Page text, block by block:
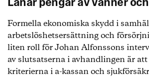
Lånar pengar av vänner
Formella ekonomiska skydd i
arbetslöshetsersättning och
liten roll för Johan Alfonssons
av slutsatserna i avhandlingen är
kriterierna i a-kassan och